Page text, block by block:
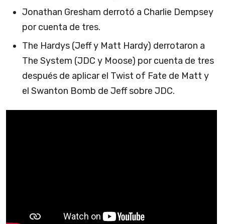
Jonathan Gresham derrotó a Charlie Dempsey
por cuenta de tres.
The Hardys (Jeff y Matt Hardy) derrotaron a
The System (JDC y Moose) por cuenta de tres
después de aplicar el Twist of Fate de Matt y
el Swanton Bomb de Jeff sobre JDC.